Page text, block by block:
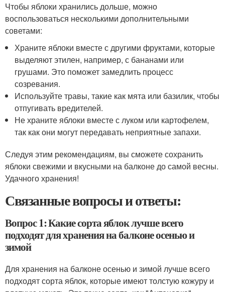
Чтобы яблоки хранились дольше, можно
воспользоваться несколькими дополнительными
советами:
Храните яблоки вместе с другими фруктами, которые
выделяют этилен, например, с бананами или
грушами. Это поможет замедлить процесс
созревания.
Используйте травы, такие как мята или базилик, чтобы
отпугивать вредителей.
Не храните яблоки вместе с луком или картофелем,
так как они могут передавать неприятные запахи.
Следуя этим рекомендациям, вы сможете сохранить
яблоки свежими и вкусными на балконе до самой весны.
Удачного хранения!
Связанные вопросы и ответы:
Вопрос 1: Какие сорта яблок лучше всего
подходят для хранения на балконе осенью и
зимой
Для хранения на балконе осенью и зимой лучше всего
подходят сорта яблок, которые имеют толстую кожуру и